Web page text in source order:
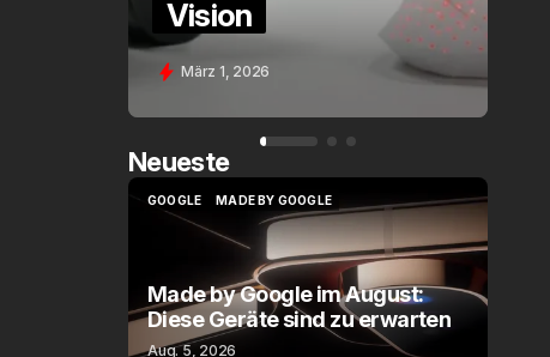
Assistant Voice (PE)
Feb. 9, 2026
Neueste
GOOGLE
GOOGLE
MADE BY GOOGLE
MADE BY GOOGLE
Made by Google im August:
Diese Geräte sind zu erwarten
Aug. 5, 2026